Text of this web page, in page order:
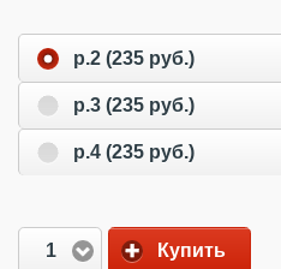
р.2 (235 руб.)
р.3 (235 руб.)
р.4 (235 руб.)
1 Купить